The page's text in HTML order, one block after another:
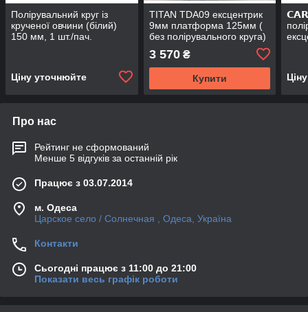
Полірувальний круг із
крученої овчини (білий)
150 мм, 1 шт./пач.
Ціну уточнюйте
TITAN TDA09 ексцентрик
9мм платформа 125мм (
без полірувального круга)
3 570₴
Купити
Про нас
Рейтинг не сформований
Менше 5 відгуків за останній рік
Працює з 03.07.2014
м. Одеса
Царское село / Солнечная , Одеса, Україна
Контакти
Сьогодні працює з 11:00 до 21:00
Показати весь графік роботи